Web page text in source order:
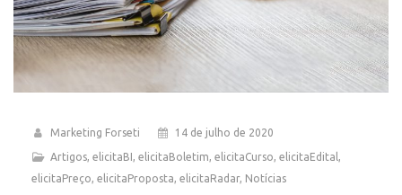
Marketing Forseti 14 de julho de 2020
Artigos, elicitaBI, elicitaBoletim, elicitaCurso, elicitaEdital ,
elicitaPreço, elicitaProposta, elicitaRadar, Notícias